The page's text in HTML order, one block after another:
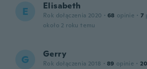
E Elisabeth
Rok dołączenia 2020 · 68 opinie · 7
około 2 roku temu
G Gerry
Rok dołączenia 2018 · 89 opinie · 20